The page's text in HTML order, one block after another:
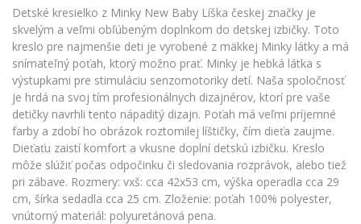
Detské kresielko z Minky New Baby Líška českej značky je
skvelým a veľmi obľúbeným doplnkom do detskej izbičky. Toto
kreslo pre najmenšie deti je vyrobené z mäkkej Minky látky a má
snímateľný poťah, ktorý možno prať. Minky je hebká látka s
výstupkami pre stimuláciu senzomotoriky detí. Naša spoločnosť
je hrdá na svoj tím profesionálnych dizajnérov, ktorí pre vaše
detičky navrhli tento nápaditý dizajn. Poťah má veľmi príjemné
farby a zdobí ho obrázok roztomilej líštičky, čím dieťa zaujme.
Dieťaťu zaistí komfort a vkusne doplní detskú izbičku. Kreslo
môže slúžiť počas odpočinku či sledovania rozprávok, alebo tiež
pri zábave. Rozmery: vxš: cca 42x53 cm, výška operadla cca 29
cm, šírka sedadla cca 25 cm. Zloženie: poťah 100% polyester,
vnútorný materiál: polyuretánová pena.